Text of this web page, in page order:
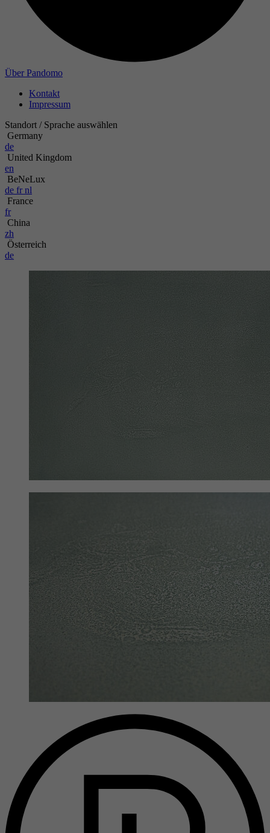
Über Pandomo
Kontakt
Impressum
Standort / Sprache auswählen
Germany
de
United Kingdom
en
BeNeLux
de fr nl
France
fr
China
zh
Österreich
de